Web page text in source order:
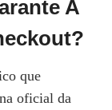
A
que
oficial da